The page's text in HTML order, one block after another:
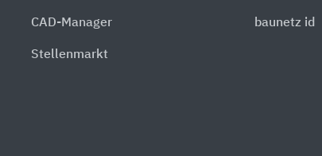
CAD-Manager
Stellenmarkt
baunetz id